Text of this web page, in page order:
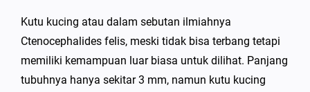
Kutu kucing atau dalam sebutan ilmiahnya
Ctenocephalides felis, meski tidak bisa terbang tetapi
memiliki kemampuan luar biasa untuk dilihat. Panjang
tubuhnya hanya sekitar 3 mm, namun kutu kucing